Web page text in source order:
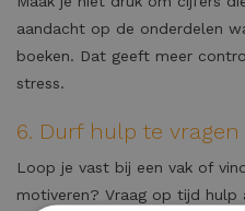
aandacht op de onderdelen
boeken. Dat geeft meer
stress.
6. Durf hulp te vragen
Loop je vast bij een vak of
motiveren? Vraag op tijd